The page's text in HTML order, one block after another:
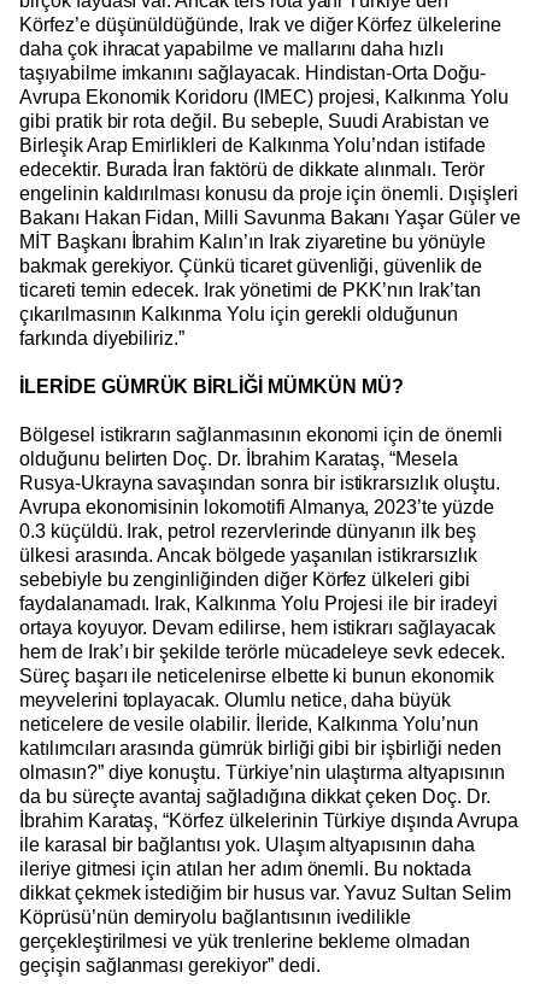
Körfez’e düşünüldüğünde, Irak ve diğer Körfez ülkelerine
daha çok ihracat yapabilme ve mallarını daha hızlı
taşıyabilme imkanını sağlayacak. Hindistan-Orta Doğu-
Avrupa Ekonomik Koridoru (IMEC) projesi, Kalkınma Yolu
gibi pratik bir rota değil. Bu sebeple, Suudi Arabistan ve
Birleşik Arap Emirlikleri de Kalkınma Yolu’ndan istifade
edecektir. Burada İran faktörü de dikkate alınmalı. Terör
engelinin kaldırılması konusu da proje için önemli. Dışişleri
Bakanı Hakan Fidan, Milli Savunma Bakanı Yaşar Güler ve
MİT Başkanı İbrahim Kalın’ın Irak ziyaretine bu yönüyle
bakmak gerekiyor. Çünkü ticaret güvenliği, güvenlik de
ticareti temin edecek. Irak yönetimi de PKK’nın Irak’tan
çıkarılmasının Kalkınma Yolu için gerekli olduğunun
farkında diyebiliriz.”
İLERİDE GÜMRÜK BİRLİĞİ MÜMKÜN MÜ?
Bölgesel istikrarın sağlanmasının ekonomi için de önemli
olduğunu belirten Doç. Dr. İbrahim Karataş, “Mesela
Rusya-Ukrayna savaşından sonra bir istikrarsızlık oluştu.
Avrupa ekonomisinin lokomotifi Almanya, 2023’te yüzde
0.3 küçüldü. Irak, petrol rezervlerinde dünyanın ilk beş
ülkesi arasında. Ancak bölgede yaşanılan istikrarsızlık
sebebiyle bu zenginliğinden diğer Körfez ülkeleri gibi
faydalanamadı. Irak, Kalkınma Yolu Projesi ile bir iradeyi
ortaya koyuyor. Devam edilirse, hem istikrarı sağlayacak
hem de Irak’ı bir şekilde terörle mücadeleye sevk edecek.
Süreç başarı ile neticelenirse elbette ki bunun ekonomik
meyvelerini toplayacak. Olumlu netice, daha büyük
neticelere de vesile olabilir. İleride, Kalkınma Yolu’nun
katılımcıları arasında gümrük birliği gibi bir işbirliği neden
olmasın?” diye konuştu. Türkiye’nin ulaştırma altyapısının
da bu süreçte avantaj sağladığına dikkat çeken Doç. Dr.
İbrahim Karataş, “Körfez ülkelerinin Türkiye dışında Avrupa
ile karasal bir bağlantısı yok. Ulaşım altyapısının daha
ileriye gitmesi için atılan her adım önemli. Bu noktada
dikkat çekmek istediğim bir husus var. Yavuz Sultan Selim
Köprüsü’nün demiryolu bağlantısının ivedilikle
gerçekleştirilmesi ve yük trenlerine bekleme olmadan
geçişin sağlanması gerekiyor” dedi.